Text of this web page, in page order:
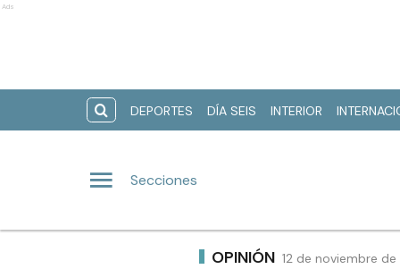
Ads
DEPORTES DÍA SEIS INTERIOR
Secciones
OPINIÓN 12 de noviembre